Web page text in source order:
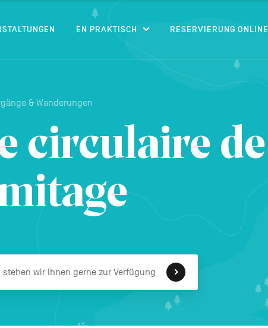
EN PRAKTISCH RESERVIERUNG ONLINE
BESTÄTIGEN
& Wanderungen
circulaire de
stehen wir Ihnen gerne zur Verfügung